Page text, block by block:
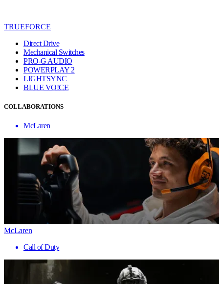
TRUEFORCE
Direct Drive
Mechanical Switches
PRO-G AUDIO
POWERPLAY 2
LIGHTSYNC
BLUE VO!CE
COLLABORATIONS
McLaren
McLaren
Call of Duty